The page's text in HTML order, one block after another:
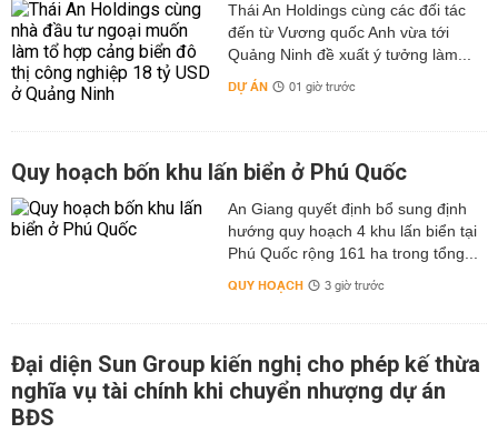
Thái An Holdings cùng các đối tác
đến từ Vương quốc Anh vừa tới
Quảng Ninh đề xuất ý tưởng làm...
DỰ ÁN 01 giờ trước
Quy hoạch bốn khu lấn biển ở Phú Quốc
An Giang quyết định bổ sung định
hướng quy hoạch 4 khu lấn biển tại
Phú Quốc rộng 161 ha trong tổng...
QUY HOẠCH 3 giờ trước
Đại diện Sun Group kiến nghị cho phép kế thừa
nghĩa vụ tài chính khi chuyển nhượng dự án
BĐS